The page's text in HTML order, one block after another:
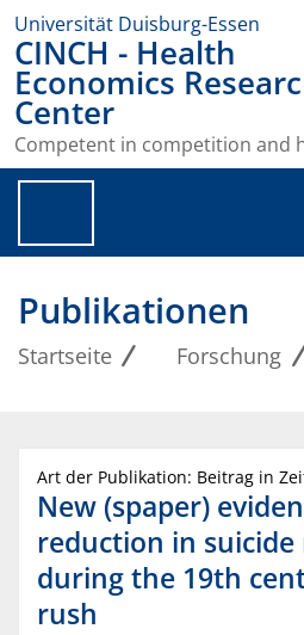
Universität Duisburg-Essen
CINCH - Health
Economics
Center
Competent in competition and
Publikationen
Startseite Forschung
Art der Publikation: Beitrag in
New (spaper)
reduction in
during the 19th
rush